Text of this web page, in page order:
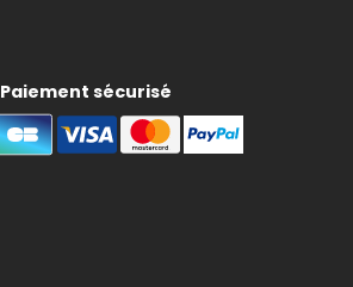
Paiement sécurisé